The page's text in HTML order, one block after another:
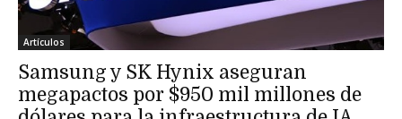
Artículos
Samsung y SK Hynix aseguran
megapactos por $950 mil millones de